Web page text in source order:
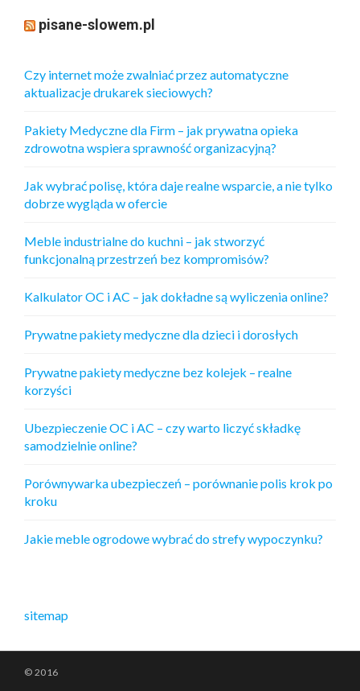
pisane-slowem.pl
Czy internet może zwalniać przez automatyczne
aktualizacje drukarek sieciowych?
Pakiety Medyczne dla Firm – jak prywatna opieka
zdrowotna wspiera sprawność organizacyjną?
Jak wybrać polisę, która daje realne wsparcie, a nie tylko
dobrze wygląda w ofercie
Meble industrialne do kuchni – jak stworzyć
funkcjonalną przestrzeń bez kompromisów?
Kalkulator OC i AC – jak dokładne są wyliczenia online?
Prywatne pakiety medyczne dla dzieci i dorosłych
Prywatne pakiety medyczne bez kolejek – realne
korzyści
Ubezpieczenie OC i AC – czy warto liczyć składkę
samodzielnie online?
Porównywarka ubezpieczeń – porównanie polis krok po
kroku
Jakie meble ogrodowe wybrać do strefy wypoczynku?
sitemap
© 2016